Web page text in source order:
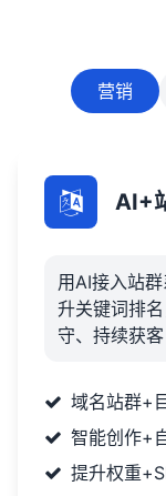
营销
AI+
用AI接入站
升关键词排
守、持续获客
域名站群+
智能创作+
提升权重